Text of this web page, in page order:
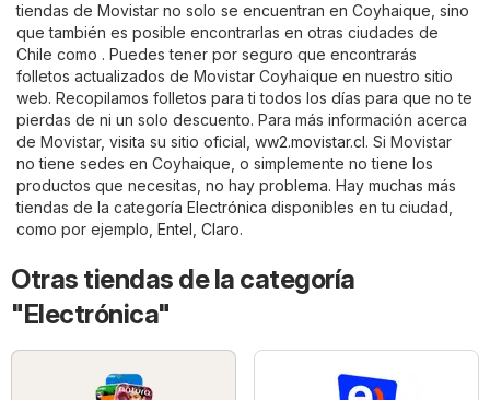
tiendas de Movistar no solo se encuentran en Coyhaique, sino
que también es posible encontrarlas en otras ciudades de
Chile como . Puedes tener por seguro que encontrarás
folletos actualizados de Movistar Coyhaique en nuestro sitio
web. Recopilamos folletos para ti todos los días para que no te
pierdas de ni un solo descuento. Para más información acerca
de Movistar, visita su sitio oficial, ww2.movistar.cl. Si Movistar
no tiene sedes en Coyhaique, o simplemente no tiene los
productos que necesitas, no hay problema. Hay muchas más
tiendas de la categoría Electrónica disponibles en tu ciudad,
como por ejemplo, Entel Claro.
Otras tiendas de la categoría
"Electrónica"